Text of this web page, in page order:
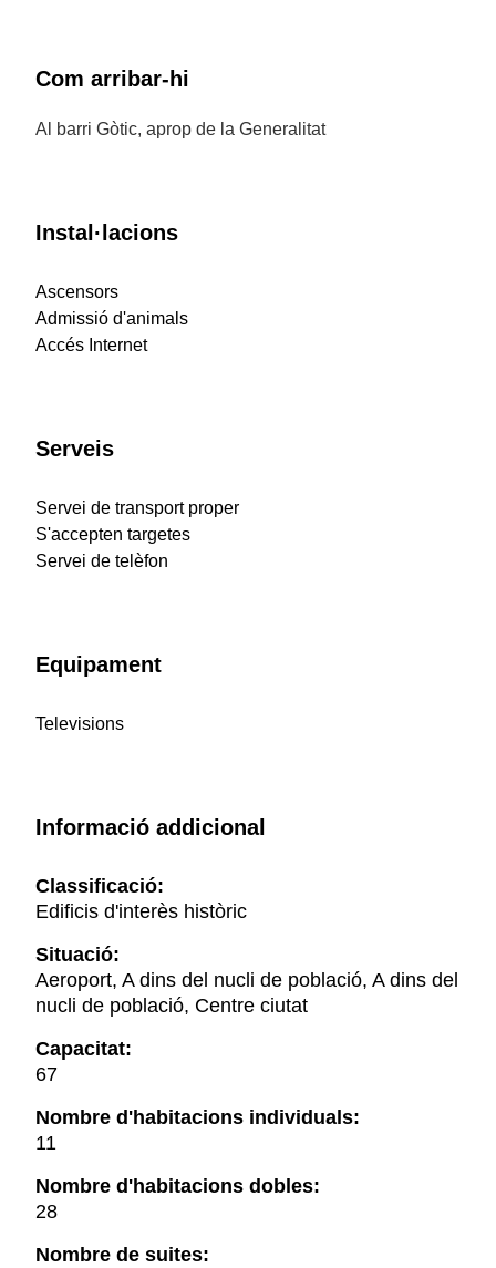
Com arribar-hi
Al barri Gòtic, aprop de la Generalitat
Instal·lacions
Ascensors
Admissió d'animals
Accés Internet
Serveis
Servei de transport proper
S'accepten targetes
Servei de telèfon
Equipament
Televisions
Informació addicional
Classificació:
Edificis d'interès històric
Situació:
Aeroport, A dins del nucli de població, A dins del
nucli de població, Centre ciutat
Capacitat:
67
Nombre d'habitacions individuals:
11
Nombre d'habitacions dobles:
28
Nombre de suites: